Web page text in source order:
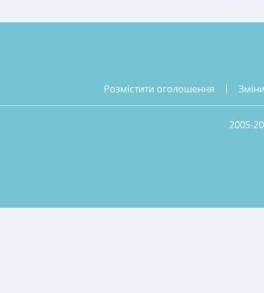
розмістити оголошення
2005-